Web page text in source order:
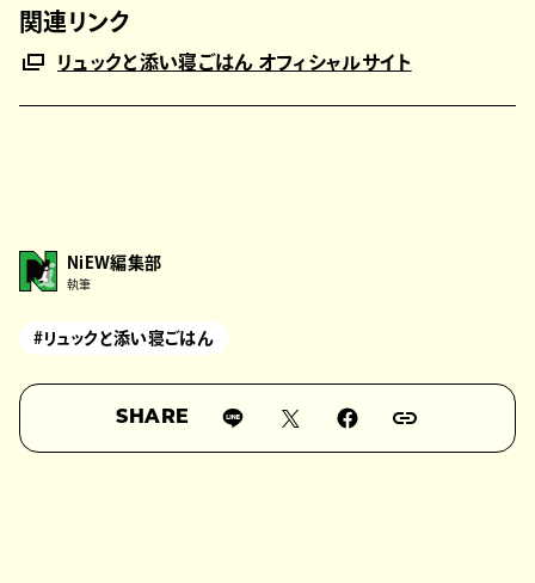
関連リンク
リュックと添い寝ごはん オフィシャルサイト
NiEW編集部
執筆
#リュックと添い寝ごはん
SHARE